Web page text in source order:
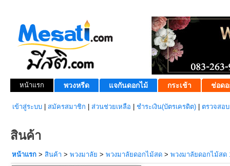
หน้าแรก พวงหรีด แจกันดอกไม้ กระเช้า ช่อดอ
เข้าสู่ระบบ สมัครสมาชิก ส่วนช่วยเหลือ ชำระเงิน(บัตรเครดิต) ตรวจสอ
สินค้า
หน้าแรก > สินค้า > พวงมาลัย > พวงมาลัยดอกไม้สด > พวงมาลัยดอกไม้สด